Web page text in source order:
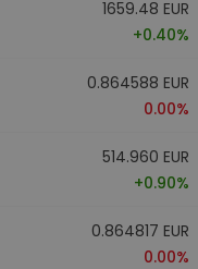
1659.48 EUR
+0.40%
0.864588 EUR
0.00%
514.960 EUR
+0.90%
0.864817 EUR
0.00%